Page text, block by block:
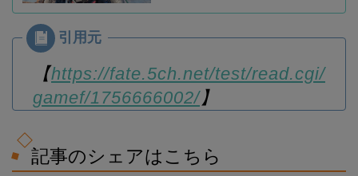
【https://fate.5ch.net/test/read.cgi/
gamef/1756666002/】
記事のシェアはこちら